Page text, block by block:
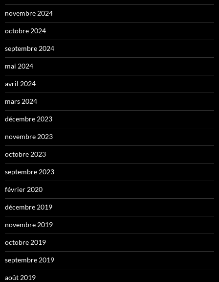
novembre 2024
octobre 2024
septembre 2024
mai 2024
avril 2024
mars 2024
décembre 2023
novembre 2023
octobre 2023
septembre 2023
février 2020
décembre 2019
novembre 2019
octobre 2019
septembre 2019
août 2019